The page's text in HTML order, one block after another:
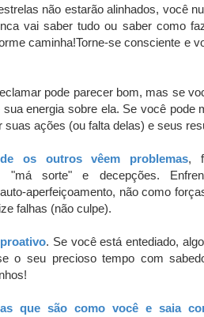
não estarão alinhados, você
vai saber tudo ou saber como
caminha!Torne-se consciente e
pode parecer bom, mas se
energia sobre ela. Se você pode
suas ações (ou falta delas) e seus
os outros vêem problemas,
"má sorte" e decepções.
aperfeiçoamento, não como
falhas (não culpe).
. Se você está entediado,
o seu precioso tempo com
que são como você e saia